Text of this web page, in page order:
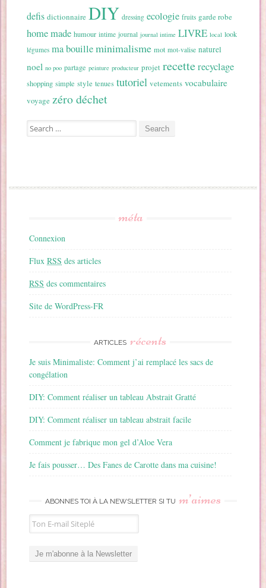
defis dictionnaire DIY dressing ecologie fruits garde robe
home made humour intime journal journal intime LIVRE local look
légumes ma bouilleminimalisme mot mot-valise naturel
noel no poo partage peinture producteur projet recetterecyclage
shopping simple style tenues tutoriel vetements vocabulaire
voyage zéro déchet
Search for:
méta
Connexion
FluxRSS des articles
RSS des commentaires
Site de WordPress-FR
ARTICLES récents
Je suis Minimaliste: Comment j’ai remplacé les sacs de
congélation
DIY: Comment réaliser un tableau Abstrait Gratté
DIY: Comment réaliser un tableau abstrait facile
Comment je fabrique mon gel d’Aloe Vera
Je fais pousser… Des Fanes de Carotte dans ma cuisine!
ABONNES TOI À LA NEWSLETTER SI TU m’aimes